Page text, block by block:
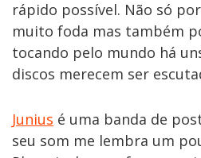
rápido possível. Não só
muito foda mas também
tocando pelo mundo há
discos merecem ser
Junius é uma banda de
seu som me lembra um